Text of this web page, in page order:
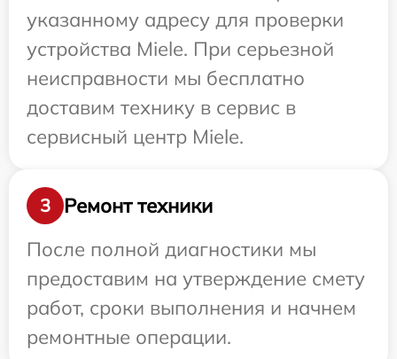
указанному адресу для проверки
устройства Miele. При серьезной
неисправности мы бесплатно
доставим технику в сервис в
сервисный центр Miele.
3
Ремонт техники
После полной диагностики мы
предоставим на утверждение смету
работ, сроки выполнения и начнем
ремонтные операции.